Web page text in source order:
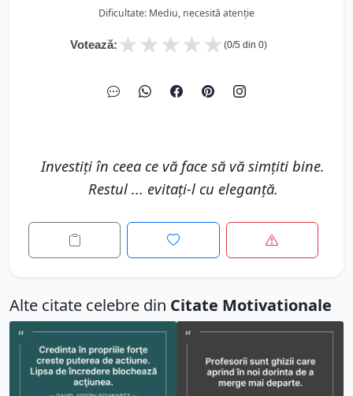
Dificultate: Mediu, necesită atenție
Votează: ★
★
★
★
★ (0/5 din 0)
Investiţi în ceea ce vă face să vă simțiti bine.
Restul ... evitați-l cu eleganţă.
Alte citate celebre din Citate Motivationale